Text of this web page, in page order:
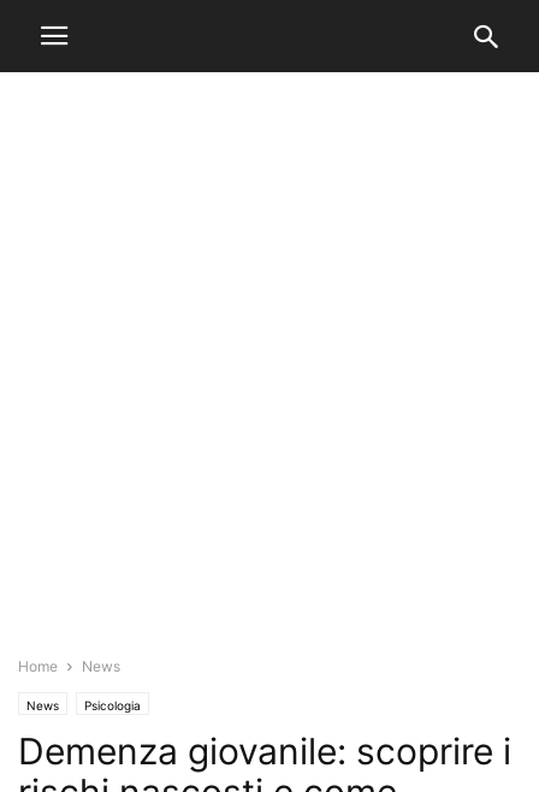
Home News
News Psicologia
Demenza giovanile: scoprire i